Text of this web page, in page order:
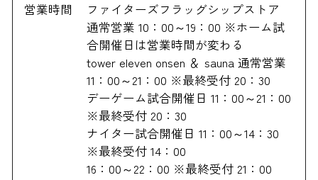
営業時間
ファイターズフラッグシップストア
通常営業 10：00～19：00 ※ホーム試
合開催日は営業時間が変わる
tower eleven onsen ＆ sauna 通常営業
11：00～21：00 ※最終受付 20：30
デーゲーム試合開催日 11：00～21：00
※最終受付 20：30
ナイター試合開催日 11：00～14：30
※最終受付 14：00
16：00～22：00 ※最終受付 21：00